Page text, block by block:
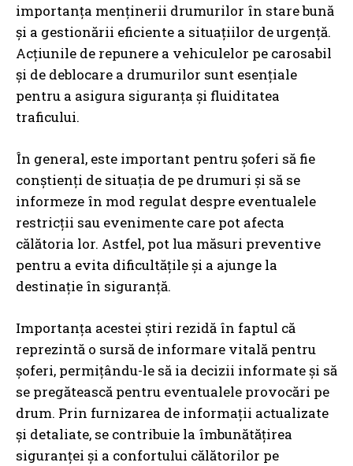
importanța menținerii drumurilor în stare bună
și a gestionării eficiente a situațiilor de urgență.
Acțiunile de repunere a vehiculelor pe carosabil
și de deblocare a drumurilor sunt esențiale
pentru a asigura siguranța și fluiditatea
traficului.
În general, este important pentru șoferi să fie
conștienți de situația de pe drumuri și să se
informeze în mod regulat despre eventualele
restricții sau evenimente care pot afecta
călătoria lor. Astfel, pot lua măsuri preventive
pentru a evita dificultățile și a ajunge la
destinație în siguranță.
Importanța acestei știri rezidă în faptul că
reprezintă o sursă de informare vitală pentru
șoferi, permițându-le să ia decizii informate și să
se pregătească pentru eventualele provocări pe
drum. Prin furnizarea de informații actualizate
și detaliate, se contribuie la îmbunătățirea
siguranței și a confortului călătorilor pe